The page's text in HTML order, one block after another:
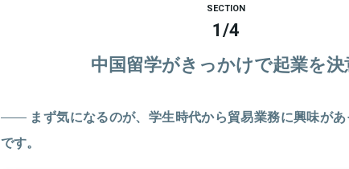
SECTION
1/4
中国留学がきっかけで起業を決
まず気になるのが、学生時代から貿易業務に興味が
です。